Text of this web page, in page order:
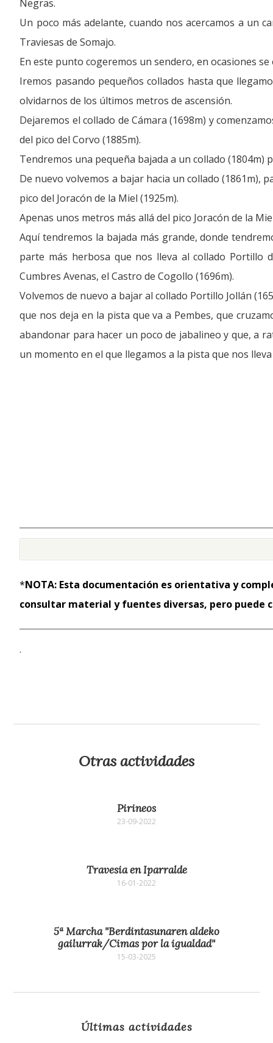
Negras.
Un poco más adelante, cuando nos acercamos a un
Traviesas de Somajo.
En este punto cogeremos un sendero, en ocasiones
Iremos pasando pequeños collados hasta que
olvidarnos de los últimos metros de ascensión.
Dejaremos el collado de Cámara (1698m) y
del pico del Corvo (1885m).
Tendremos una pequeña bajada a un collado (1804m)
De nuevo volvemos a bajar hacia un collado (1861m),
pico del Joracón de la Miel (1925m).
Apenas unos metros más allá del pico Joracón de la
Aquí tendremos la bajada más grande, donde
parte más herbosa que nos lleva al collado Portillo
Cumbres Avenas, el Castro de Cogollo (1696m).
Volvemos de nuevo a bajar al collado Portillo Jollán
que nos deja en la pista que va a Pembes, que
abandonar para hacer un poco de jabalineo y que, a
un momento en el que llegamos a la pista que nos
*NOTA: Esta documentación es orientativa y
consultar material y fuentes diversas, pero puede
.
Otras actividades
Pirineos
23-09-2022
Travesia en Iparralde
16-01-2022
5ª Marcha "Berdintasunaren aldeko
gailurrak/Cimas por la igualdad"
15-03-2025
Últimas actividades